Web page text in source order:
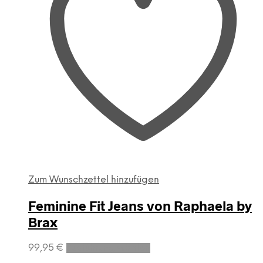
Zum Wunschzettel hinzufügen
Feminine Fit Jeans von Raphaela by
Brax
99,95 €
Dieses